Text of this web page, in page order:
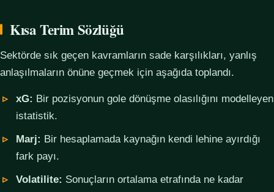
Kısa Terim Sözlüğü
Sektörde sık geçen kavramların sade karşılıkları, yanlış
anlaşılmaların önüne geçmek için aşağıda toplandı.
xG: Bir pozisyonun gole dönüşme olasılığını modelleyen
istatistik.
Marj: Bir hesaplamada kaynağın kendi lehine ayırdığı
fark payı.
Volatilite: Sonuçların ortalama etrafında ne kadar